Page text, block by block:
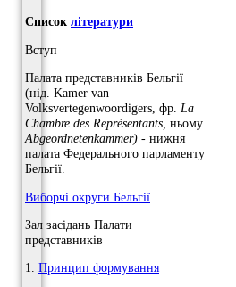
Список літератури
Вступ
Палата представників Бельгії
(нід. Kamer van
Volksvertegenwoordigers, фр. La
Chambre des Représentants, ньому.
Abgeordnetenkammer) - нижня
палата Федерального парламенту
Бельгії.
Виборчі округи Бельгії
Зал засідань Палати
представників
1. Принцип формування